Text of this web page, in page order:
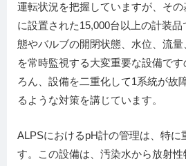
運転状況を把握していますが、そ
に設置された15,000台以上の計装
態やバルブの開閉状態、水位、流
を常時監視する大変重要な設備で
ろん、設備を二重化して1系統が故
るような対策を講じています。
ALPSにおけるpH計の管理は、特に
す。この設備は、汚染水から放射